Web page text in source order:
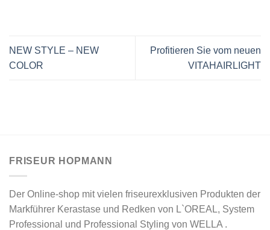
NEW STYLE – NEW
COLOR
Profitieren Sie vom neuen
VITAHAIRLIGHT
FRISEUR HOPMANN
Der Online-shop mit vielen friseurexklusiven Produkten der
Markführer Kerastase und Redken von L`OREAL, System
Professional und Professional Styling von WELLA .